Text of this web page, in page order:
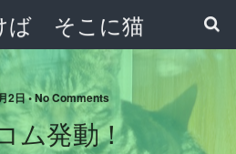
ば そこに猫
2日 • No Comments
ム発動！